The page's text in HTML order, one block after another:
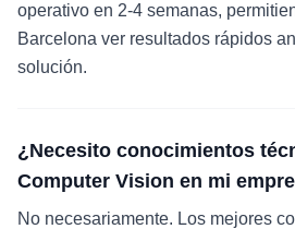
operativo en 2-4 semanas,
Barcelona ver resultados rápidos
solución.
¿Necesito conocimientos
Computer Vision en mi
No necesariamente. Los mejores